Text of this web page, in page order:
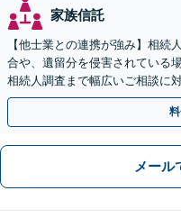
家族信託
【他士業との連携が強み】相続
合や、遺留分を侵害されている
相続人調査まで幅広いご相談に
【出張相談OK】【LINE可】
メール